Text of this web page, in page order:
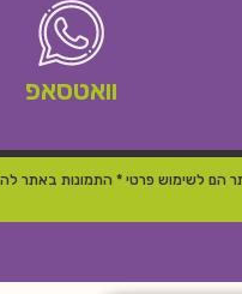
וואטסאפ
הם לשימוש פרטי * התמונות באתר